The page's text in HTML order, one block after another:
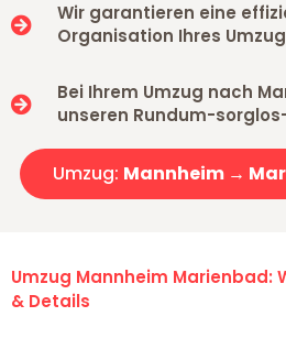
Wir garantieren eine
Organisation Ihres
Bei Ihrem Umzug nach
unseren Rundum-
Umzug: Mannheim →
Umzug Mannheim Marienbad:
& Details